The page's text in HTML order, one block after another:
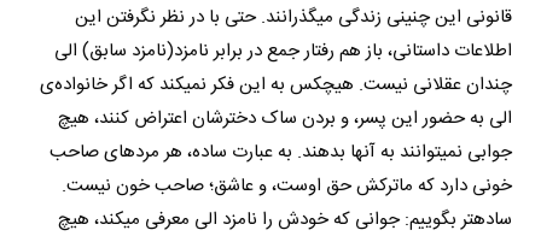
قانونی این چنینی زندگی می­گذرانند. حتی با در نظر نگرفتن این
اطلاعات داستانی، باز هم رفتار جمع در برابر نامزد(نامزد سابق) الی
چندان عقلانی نیست. هیچکس به این فکر نمی­کند که اگر خانواده­‌ی
الی به حضور این پسر، و بردن ساک دخترشان اعتراض کنند، هیچ
جوابی نمی­توانند به آنها بدهند. به عبارت ساده، هر مرده­ای صاحب
خونی دارد که ماترکش حق اوست، و عاشق؛ صاحب خون نیست.
ساده­تر بگوییم: جوانی که خودش را نامزد الی معرفی می­کند، هیچ